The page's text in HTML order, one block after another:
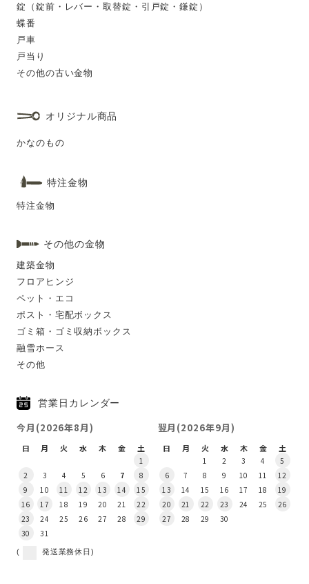
錠（錠前・レバー・取替錠・引戸錠・鎌錠）
蝶番
戸車
戸当り
その他の古い金物
オリジナル商品
かなのもの
特注金物
特注金物
その他の金物
建築金物
フロアヒンジ
ペット・エコ
ポスト・宅配ボックス
ゴミ箱・ゴミ収納ボックス
融雪ホース
その他
営業日カレンダー
今月(2026年8月)
日 月 火 水 木 金 土
1
2
3 4 5 6 7
8
9
10 11 12 13 14
15
16
17 18 19 20 21
22
23
24 25 26 27 28
29
30
31
翌月(2026年9月)
日 月 火 水 木 金 土
1 2 3 4
5
6
7 8 9 10 11
12
13
14 15 16 17 18
19
20
21 22 23 24 25
26
27
28 29 30
( 発送業務休日)